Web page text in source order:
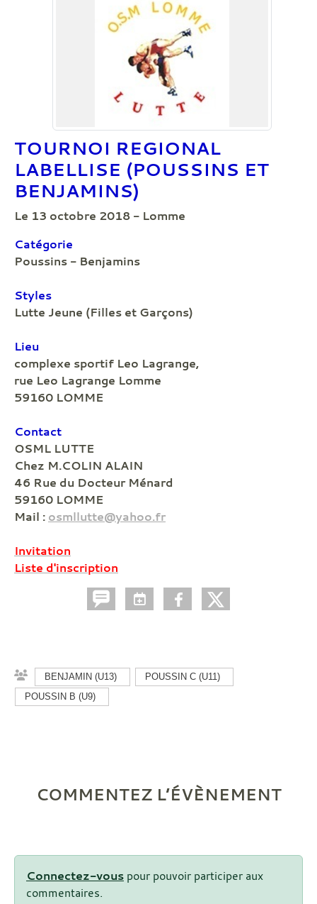
TOURNOI REGIONAL
LABELLISE (POUSSINS ET
BENJAMINS)
Le 13 octobre 2018 - Lomme
Catégorie
Poussins - Benjamins
Styles
Lutte Jeune (Filles et Garçons)
Lieu
complexe sportif Leo Lagrange,
rue Leo Lagrange Lomme
59160 LOMME
Contact
OSML LUTTE
Chez M.COLIN ALAIN
46 Rue du Docteur Ménard
59160 LOMME
Mail : osmllutte@yahoo.fr
Invitation
Liste d'inscription
BENJAMIN (U13)
POUSSIN C (U11)
POUSSIN B (U9)
COMMENTEZ L’ÉVÈNEMENT
Connectez-vous pour pouvoir participer aux
commentaires.